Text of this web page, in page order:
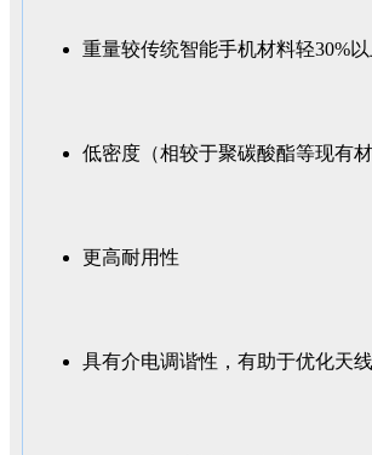
重量较传统智能手机材料轻30%以
低密度（相较于聚碳酸酯等现有材
更高耐用性
具有介电调谐性，有助于优化天